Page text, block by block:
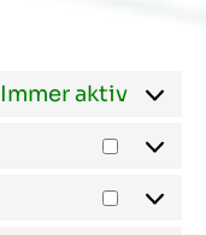
Immer aktiv